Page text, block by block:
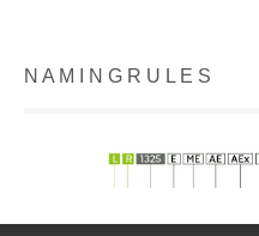
N A M I ​​N G R U L E S